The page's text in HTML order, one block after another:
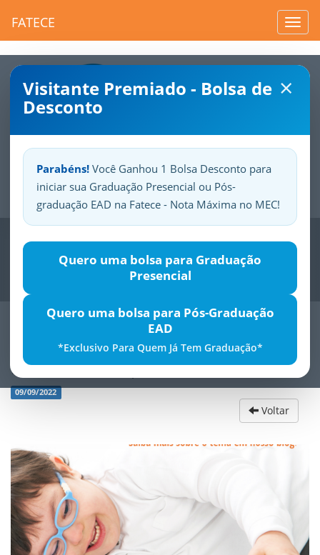
FATECE
×
Visitante Premiado - Bolsa de
Desconto
Parabéns! Você Ganhou 1 Bolsa Desconto para
iniciar sua Graduação Presencial ou Pós-
graduação EAD na Fatece - Nota Máxima no MEC!
Quero uma bolsa para Graduação
Presencial
Quero uma bolsa para Pós-Graduação
EAD
*Exclusivo Para Quem Já Tem Graduação*
SuaFatece.Seuorgulho.
Previous
EducaÃ§Ã£o Especial e Inclusiva
09/09/2022
Voltar